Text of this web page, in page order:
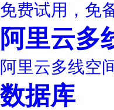
免费试用，免
阿里云多
阿里云多线空
数据库